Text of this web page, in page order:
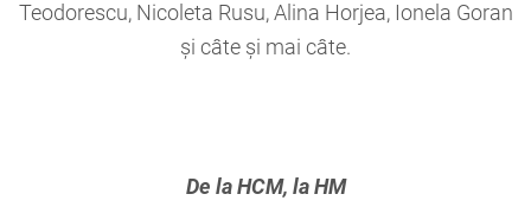
Teodorescu, Nicoleta Rusu, Alina Horjea, Ionela Goran
şi câte şi mai câte.
De la HCM, la HM